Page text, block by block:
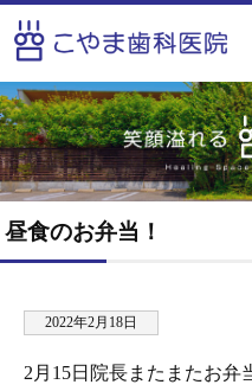
昼食のお弁当！
2022年2月18日
2月15日院長またまたお弁